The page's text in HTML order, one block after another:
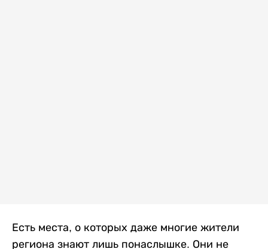
Есть места, о которых даже многие жители
региона знают лишь понаслышке. Они не